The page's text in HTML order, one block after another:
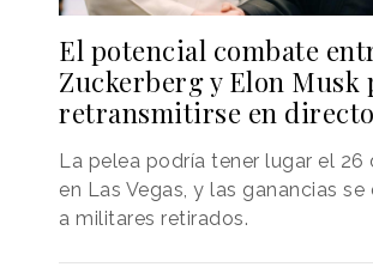
El potencial combate
Zuckerberg y Elon Musk
retransmitirse en
La pelea podría tener lugar el 26
en Las Vegas, y las ganancias se
a militares retirados.